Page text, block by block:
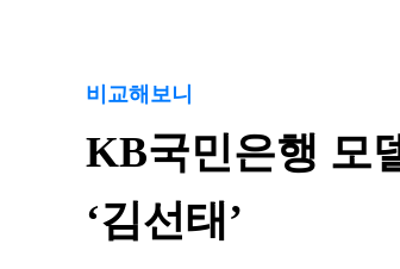
비교해보니
KB국민은행 모
‘김선태’